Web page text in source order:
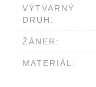
VÝTVARNÝ
DRUH:
ŽÁNER:
MATERIÁL: